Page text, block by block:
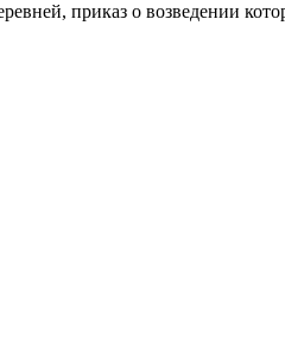
приказ о возведении